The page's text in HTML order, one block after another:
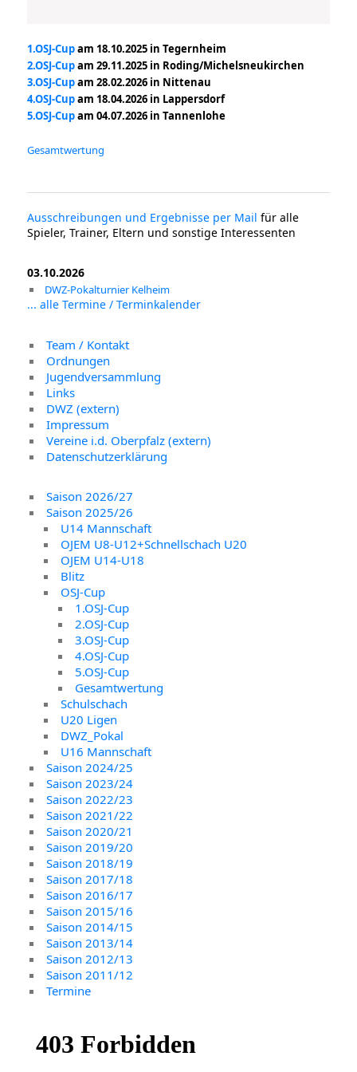
1.OSJ-Cupam 18.10.2025 in Tegernheim
2.OSJ-Cupam 29.11.2025 in Roding/Michelsneukirchen
3.OSJ-Cupam 28.02.2026 in Nittenau
4.OSJ-Cupam 18.04.2026 in Lappersdorf
5.OSJ-Cupam 04.07.2026 in Tannenlohe
Gesamtwertung
Ausschreibungen und Ergebnisse per Mail für alle
Spieler, Trainer, Eltern und sonstige Interessenten
03.10.2026
DWZ-Pokalturnier Kelheim
... alle Termine / Terminkalender
Team / Kontakt
Ordnungen
Jugendversammlung
Links
DWZ (extern)
Impressum
Vereine i.d. Oberpfalz (extern)
Datenschutzerklärung
Saison 2026/27
Saison 2025/26
U14 Mannschaft
OJEM U8-U12+Schnellschach U20
OJEM U14-U18
Blitz
OSJ-Cup
1.OSJ-Cup
2.OSJ-Cup
3.OSJ-Cup
4.OSJ-Cup
5.OSJ-Cup
Gesamtwertung
Schulschach
U20 Ligen
DWZ_Pokal
U16 Mannschaft
Saison 2024/25
Saison 2023/24
Saison 2022/23
Saison 2021/22
Saison 2020/21
Saison 2019/20
Saison 2018/19
Saison 2017/18
Saison 2016/17
Saison 2015/16
Saison 2014/15
Saison 2013/14
Saison 2012/13
Saison 2011/12
Termine